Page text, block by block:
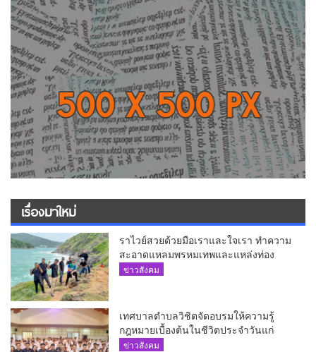
เรื่องมาใหม่
ราไวย์สวยด้วยมือเราและใจเรา ทำความ
สะอาดแหลมพรหมเทพและแหล่งท่อง
เที่ยว
ข่าวสังคม
เทศบาลตำบลวิชิตจัดอบรมให้ความรู้
กฎหมายเบื้องต้นในชีวิตประจำวันแก่
เยาวชน
ข่าวสังคม